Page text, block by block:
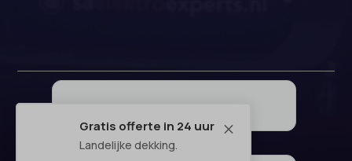
M
Gratis offerte in 24 uur
Landelijke dekking.